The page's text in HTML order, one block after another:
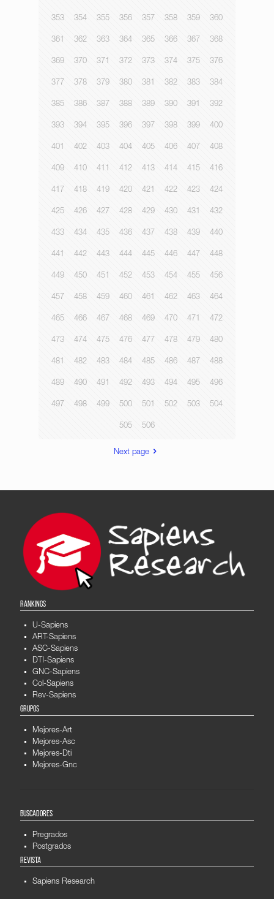
353 354 355 356 357 358 359 360
361 362 363 364 365 366 367 368
369 370 371 372 373 374 375 376
377 378 379 380 381 382 383 384
385 386 387 388 389 390 391 392
393 394 395 396 397 398 399 400
401 402 403 404 405 406 407 408
409 410 411 412 413 414 415 416
417 418 419 420 421 422 423 424
425 426 427 428 429 430 431 432
433 434 435 436 437 438 439 440
441 442 443 444 445 446 447 448
449 450 451 452 453 454 455 456
457 458 459 460 461 462 463 464
465 466 467 468 469 470 471 472
473 474 475 476 477 478 479 480
481 482 483 484 485 486 487 488
489 490 491 492 493 494 495 496
497 498 499 500 501 502 503 504
505 506
Next page
RANKINGS
U-Sapiens
ART-Sapiens
ASC-Sapiens
DTI-Sapiens
GNC-Sapiens
Col-Sapiens
Rev-Sapiens
GRUPOS
Mejores-Art
Mejores-Asc
Mejores-Dti
Mejores-Gnc
BUSCADORES
Pregrados
Postgrados
REVISTA
Sapiens Research